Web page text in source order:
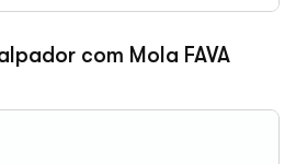
com Mola FAVA